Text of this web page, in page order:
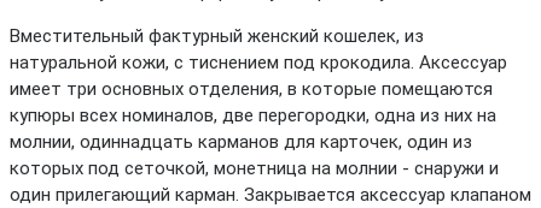
Вместительный фактурный женский кошелек, из
натуральной кожи, с тиснением под крокодила. Аксессуар
имеет три основных отделения, в которые помещаются
купюры всех номиналов, две перегородки, одна из них на
молнии, одиннадцать карманов для карточек, один из
которых под сеточкой, монетница на молнии - снаружи и
один прилегающий карман. Закрывается аксессуар клапаном